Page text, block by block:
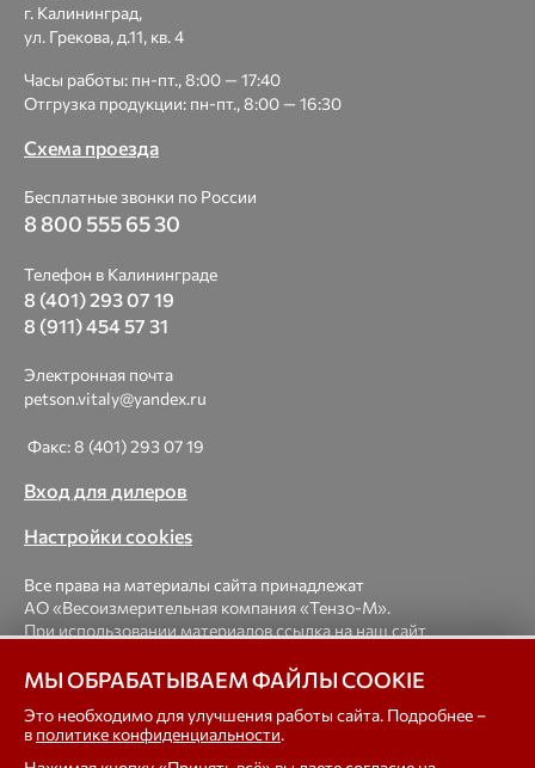
г. Калининград,
ул. Грекова, д.11, кв. 4
Часы работы: пн-пт., 8:00 — 17:40
Отгрузка продукции: пн-пт., 8:00 — 16:30
Схема проезда
Бесплатные звонки по России
8 800 555 65 30
Телефон в Калининграде
8 (401) 293 07 19
8 (911) 454 57 31
Электронная почта
petson.vitaly@yandex.ru
Факс: 8 (401) 293 07 19
Вход для дилеров
Настройки cookies
Все права на материалы сайта принадлежат
АО «Весоизмерительная компания «Тензо-М».
При использовании материалов ссылка на наш сайт
© 1998-2026 Весоизмерительная компания «Тензо-М» —
платформенные, крановые, вагонные, бункерные,
автомобильные весы, весовые дозаторы для фасовки,
МЫ ОБРАБАТЫВАЕМ ФАЙЛЫ COOKIE
Это необходимо для улучшения работы сайта. Подробнее –
в политике конфиденциальности.